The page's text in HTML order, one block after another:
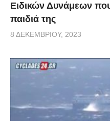
Ειδικών Δυνάμεων
παιδιά της
8 ΔΕΚΕΜΒΡΊΟΥ, 2023